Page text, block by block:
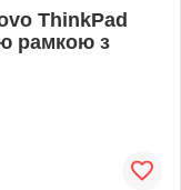
ThinkPad
рамкою з